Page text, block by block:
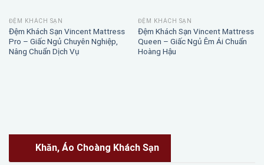
ĐỆM KHÁCH SẠN
Đệm Khách Sạn Vincent Mattress
Pro – Giấc Ngủ Chuyên Nghiệp,
Nâng Chuẩn Dịch Vụ
ĐỆM KHÁCH SẠN
Đệm Khách Sạn Vincent Mattress
Queen – Giấc Ngủ Êm Ái Chuẩn
Hoàng Hậu
Khăn, Áo Choàng Khách Sạn